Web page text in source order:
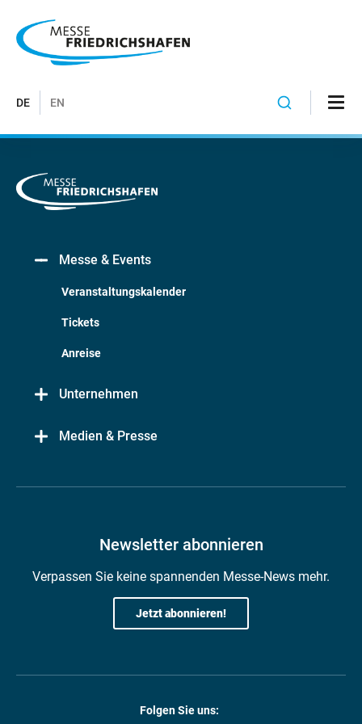
DE EN
Messe & Events
Veranstaltungskalender
Tickets
Anreise
Unternehmen
Medien & Presse
Newsletter abonnieren
Verpassen Sie keine spannenden Messe-News mehr.
Jetzt abonnieren!
Folgen Sie uns: